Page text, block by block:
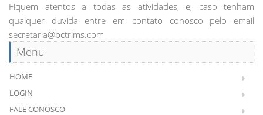
Fiquem atentos a todas as atividades, e, caso tenham
qualquer duvida entre em contato conosco pelo email
secretaria@bctrims.com
Menu
HOME
LOGIN
FALE CONOSCO